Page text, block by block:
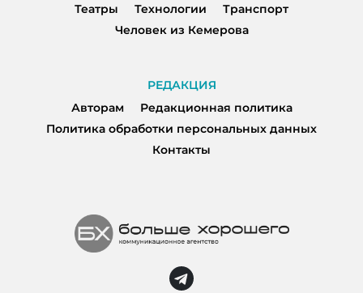
Театры
Технологии
Транспорт
Человек из Кемерова
РЕДАКЦИЯ
Авторам
Редакционная политика
Политика обработки персональных данных
Контакты